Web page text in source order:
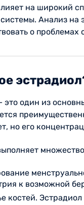
на широкий
Анализ на
о
это один из
но его
к возможной
костей.